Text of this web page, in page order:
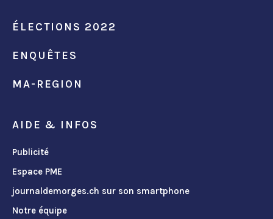
ÉLECTIONS 2022
ENQUÊTES
MA-REGION
AIDE & INFOS
Publicité
Espace PME
journaldemorges.ch sur son smartphone
Notre équipe